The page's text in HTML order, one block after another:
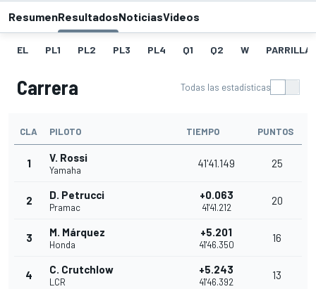
ResumenResultadosNoticiasVideos
EL PL1 PL2 PL3 PL4 Q1 Q2 W PARRILLA
Carrera Todas las estadísticas
CLA PILOTO TIEMPO PUNTOS
1 V. Rossi
Yamaha
41'41.149 25
2 D. Petrucci
Pramac
+0.063
41'41.212
20
3 M. Márquez
Honda
+5.201
41'46.350
16
4 C. Crutchlow
LCR
+5.243
41'46.392
13